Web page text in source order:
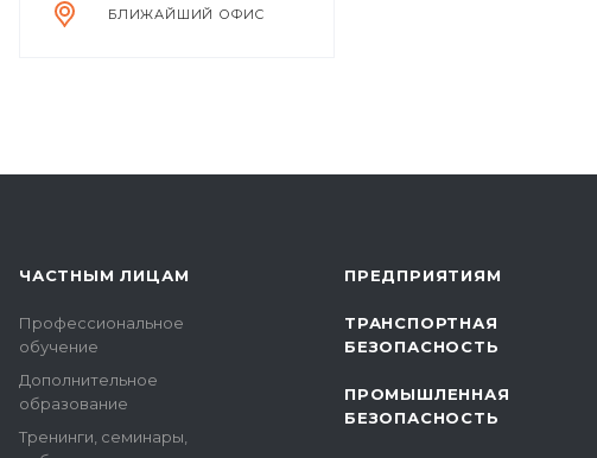
БЛИЖАЙШИЙ ОФИС
ЧАСТНЫМ ЛИЦАМ
Профессиональное
обучение
Дополнительное
образование
Тренинги, семинары,
ПРЕДПРИЯТИЯМ
ТРАНСПОРТНАЯ
БЕЗОПАСНОСТЬ
ПРОМЫШЛЕННАЯ
БЕЗОПАСНОСТЬ